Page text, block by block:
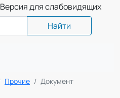
Версия для слабовидящих
Найти
Прочие Документ